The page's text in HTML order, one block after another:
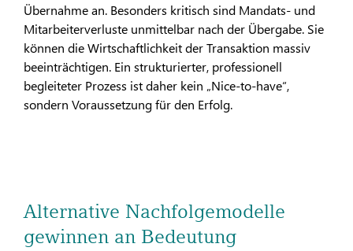
Übernahme an. Besonders kritisch sind Mandats- und
Mitarbeiterverluste unmittelbar nach der Übergabe. Sie
können die Wirtschaftlichkeit der Transaktion massiv
beeinträchtigen. Ein strukturierter, professionell
begleiteter Prozess ist daher kein „Nice-to-have“,
sondern Voraussetzung für den Erfolg.
Alternative Nachfolgemodelle
gewinnen an Bedeutung